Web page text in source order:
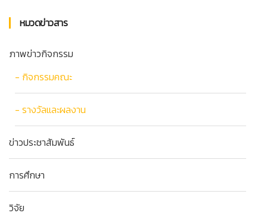
หมวดข่าวสาร
ภาพข่าวกิจกรรม
- กิจกรรมคณะ
- รางวัลและผลงาน
ข่าวประชาสัมพันธ์
การศึกษา
วิจัย